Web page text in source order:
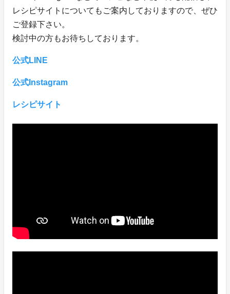
レシピサイトについてもご案内しておりますので、ぜひ
ご登録下さい。
検討中の方もお待ちしております。
公式LINE
公式Instagram
レシピサイト